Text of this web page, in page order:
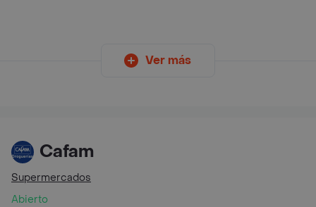
Ver más
Cafam
Supermercados
Abierto